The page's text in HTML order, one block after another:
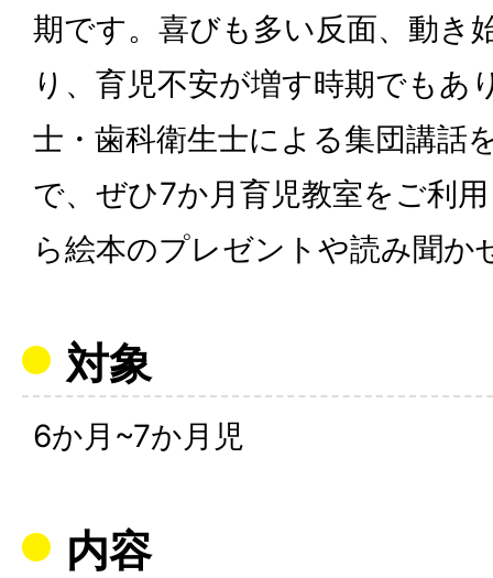
期です。喜びも多い反面、動き
り、育児不安が増す時期でもあ
士・歯科衛生士による集団講話
で、ぜひ7か月育児教室をご利
ら絵本のプレゼントや読み聞か
対象
6か月~7か月児
内容